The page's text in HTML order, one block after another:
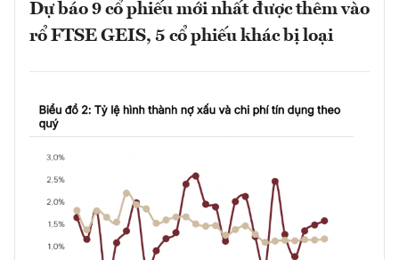
Dự báo 9 cổ phiếu mới nhất được thêm vào
rổ FTSE GEIS, 5 cổ phiếu khác bị loại